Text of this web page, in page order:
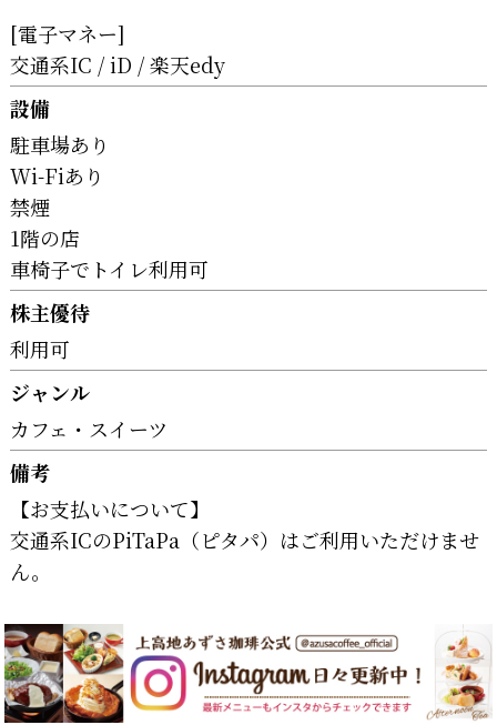
[電子マネー]
交通系IC
iD
楽天edy
設備
駐車場あり
Wi-Fiあり
禁煙
1階の店
車椅子でトイレ利用可
株主優待
利用可
ジャンル
カフェ・スイーツ
備考
【お支払いについて】
交通系ICのPiTaPa（ピタパ）はご利用いただけませ
ん。